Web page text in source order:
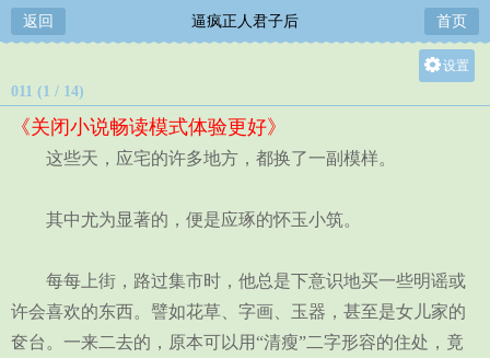
返回 逼疯正人君子后 首页
设置
011 (1 / 14)
《关闭小说畅读模式体验更好》
这些天，应宅的许多地方，都换了一副模样。
其中尤为显著的，便是应琢的怀玉小筑。
每每上街，路过集市时，他总是下意识地买一些明谣或
许会喜欢的东西。譬如花草、字画、玉器，甚至是女儿家的
奁台。一来二去的，原本可以用“清瘦”二字形容的住处，竟